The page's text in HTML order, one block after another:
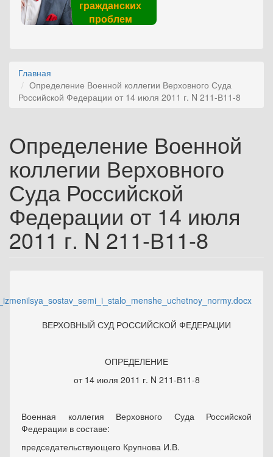
гражданских
проблем
Главная
Определение Военной коллегии Верховного Суда
Российской Федерации от 14 июля 2011 г. N 211-В11-8
Определение Военной
коллегии Верховного
Суда Российской
Федерации от 14 июля
2011 г. N 211-В11-8
ВЕРХОВНЫЙ СУД РОССИЙСКОЙ ФЕДЕРАЦИИ
ОПРЕДЕЛЕНИЕ
от 14 июля 2011 г. N 211-В11-8
Военная коллегия Верховного Суда Российской
Федерации в составе:
председательствующего Крупнова И.В.